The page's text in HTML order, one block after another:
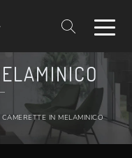
CAMERETTE IN MELAMINICO